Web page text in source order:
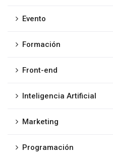
Evento
Formación
Front-end
Inteligencia Artificial
Marketing
Programación